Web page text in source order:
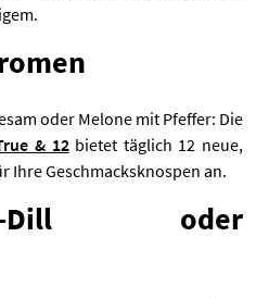
oder Melone mit Pfeffer: Die
& 12bietet täglich 12 neue,
Ihre Geschmacksknospen an.
Dill oder